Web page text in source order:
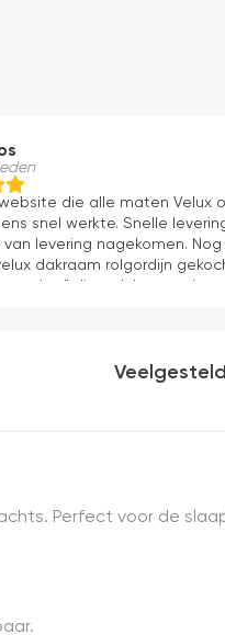
die alle maten Velux
snel werkte. Snelle
levering nagekomen.
dakraam rolgordijn
merken" die ook het en der
Perfect voor de